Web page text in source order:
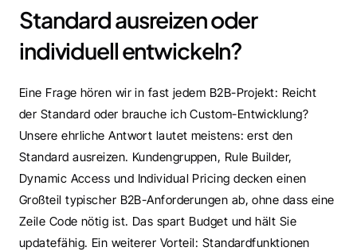
Standard ausreizen oder
individuell entwickeln?
Eine Frage hören wir in fast jedem B2B-Projekt: Reicht
der Standard oder brauche ich Custom-Entwicklung?
Unsere ehrliche Antwort lautet meistens: erst den
Standard ausreizen. Kundengruppen, Rule Builder,
Dynamic Access und Individual Pricing decken einen
Großteil typischer B2B-Anforderungen ab, ohne dass eine
Zeile Code nötig ist. Das spart Budget und hält Sie
updatefähig. Ein weiterer Vorteil: Standardfunktionen